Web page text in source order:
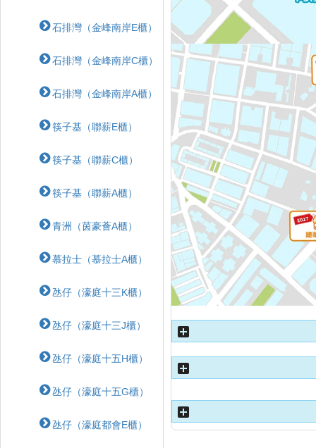
石排灣（金峰南岸E櫃）
石排灣（金峰南岸C櫃）
石排灣（金峰南岸A櫃）
筷子基（聯薪E櫃）
筷子基（聯薪C櫃）
筷子基（聯薪A櫃）
青洲（茵豪薈A櫃）
慕拉士（慕拉士A櫃）
氹仔（濠庭十三K櫃）
氹仔（濠庭十三J櫃）
氹仔（濠庭十五H櫃）
氹仔（濠庭十五G櫃）
氹仔（濠庭都會E櫃）